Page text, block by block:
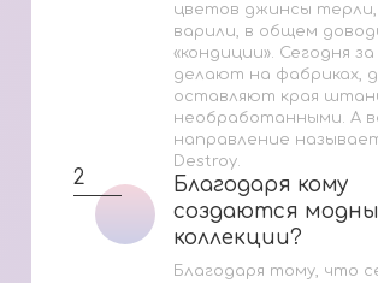
цветов джинсы терли,
варили, в общем
«кондиции». Сегодня
делают на фабриках,
оставляют края
необработанными. А
направление
Destroy.
2
Благодаря кому
создаются
коллекции?
Благодаря кому
создаются
коллекции?
Благодаря тому, что